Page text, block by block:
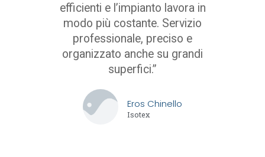
efficienti e l’impianto lavora in
modo più costante. Servizio
professionale, preciso e
organizzato anche su grandi
superfici.”
Eros Chinello
Isotex